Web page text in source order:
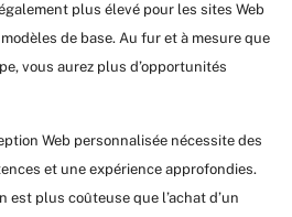
plus élevé pour les sites Web
de base. Au fur et à mesure que
vous aurez plus d’opportunités
Web personnalisée nécessite des
et une expérience approfondies.
est plus coûteuse que l’achat d’un